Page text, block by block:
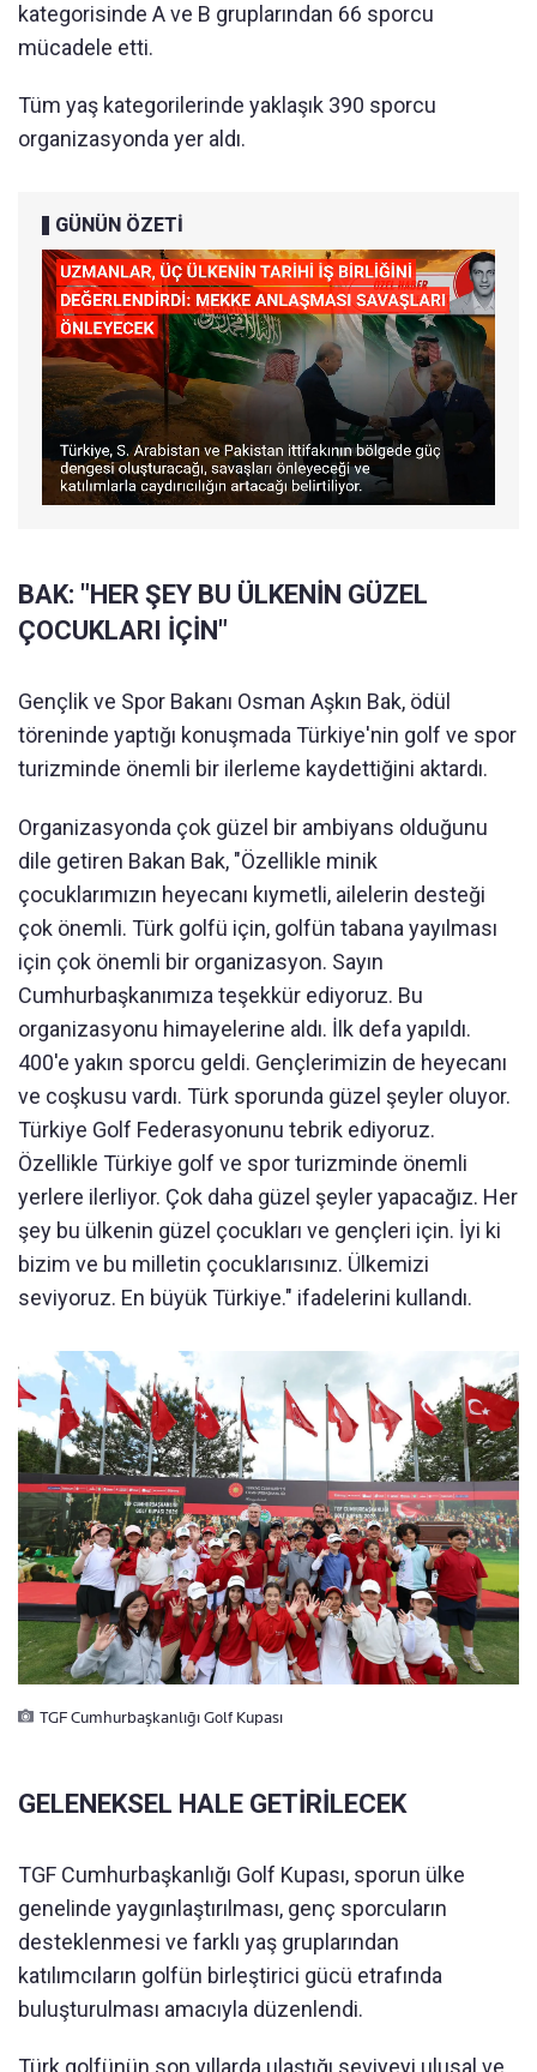
kategorisinde A ve B gruplarından 66 sporcu
mücadele etti.
Tüm yaş kategorilerinde yaklaşık 390 sporcu
organizasyonda yer aldı.
GÜNÜN ÖZETİ
BAK: "HER ŞEY BU ÜLKENİN GÜZEL
ÇOCUKLARI İÇİN"
Gençlik ve Spor Bakanı Osman Aşkın Bak, ödül
töreninde yaptığı konuşmada Türkiye'nin golf ve spor
turizminde önemli bir ilerleme kaydettiğini aktardı.
Organizasyonda çok güzel bir ambiyans olduğunu
dile getiren Bakan Bak, "Özellikle minik
çocuklarımızın heyecanı kıymetli, ailelerin desteği
çok önemli. Türk golfü için, golfün tabana yayılması
için çok önemli bir organizasyon. Sayın
Cumhurbaşkanımıza teşekkür ediyoruz. Bu
organizasyonu himayelerine aldı. İlk defa yapıldı.
400'e yakın sporcu geldi. Gençlerimizin de heyecanı
ve coşkusu vardı. Türk sporunda güzel şeyler oluyor.
Türkiye Golf Federasyonunu tebrik ediyoruz.
Özellikle Türkiye golf ve spor turizminde önemli
yerlere ilerliyor. Çok daha güzel şeyler yapacağız. Her
şey bu ülkenin güzel çocukları ve gençleri için. İyi ki
bizim ve bu milletin çocuklarısınız. Ülkemizi
seviyoruz. En büyük Türkiye." ifadelerini kullandı.
TGF Cumhurbaşkanlığı Golf Kupası
GELENEKSEL HALE GETİRİLECEK
TGF Cumhurbaşkanlığı Golf Kupası, sporun ülke
genelinde yaygınlaştırılması, genç sporcuların
desteklenmesi ve farklı yaş gruplarından
katılımcıların golfün birleştirici gücü etrafında
buluşturulması amacıyla düzenlendi.
Türk golfünün son yıllarda ulaştığı seviyeyi ulusal ve